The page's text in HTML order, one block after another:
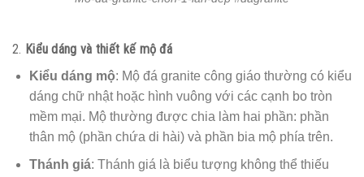
2. Kiểu dáng và thiết kế mộ đá
Kiểu dáng mộ: Mộ đá granite công giáo thường có kiểu
dáng chữ nhật hoặc hình vuông với các cạnh bo tròn
mềm mại. Mộ thường được chia làm hai phần: phần
thân mộ (phần chứa di hài) và phần bia mộ phía trên.
Thánh giá: Thánh giá là biểu tượng không thể thiếu